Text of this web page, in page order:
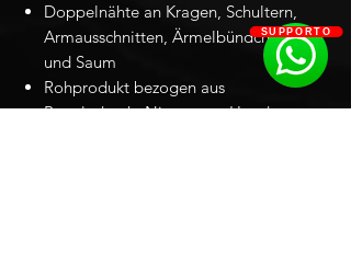
Doppelnähte an Kragen, Schultern,
Armausschnitten, Ärmelbündchen
und Saum
Rohprodukt bezogen aus
Bangladesch, Nicaragua, Honduras
SUPPORTO